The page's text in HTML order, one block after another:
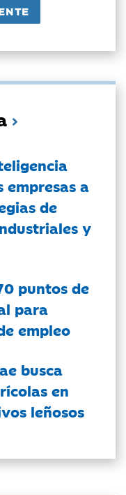
a
de
y
puntos de
para
empleo
busca
en
leñosos